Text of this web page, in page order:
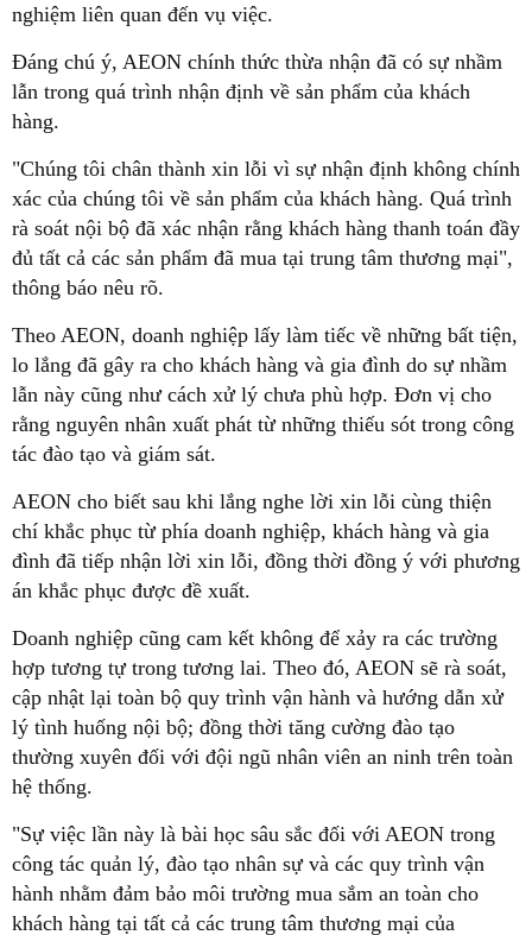
nghiệm liên quan đến vụ việc.
Đáng chú ý, AEON chính thức thừa nhận đã có sự nhầm
lẫn trong quá trình nhận định về sản phẩm của khách
hàng.
"Chúng tôi chân thành xin lỗi vì sự nhận định không chính
xác của chúng tôi về sản phẩm của khách hàng. Quá trình
rà soát nội bộ đã xác nhận rằng khách hàng thanh toán đầy
đủ tất cả các sản phẩm đã mua tại trung tâm thương mại",
thông báo nêu rõ.
Theo AEON, doanh nghiệp lấy làm tiếc về những bất tiện,
lo lắng đã gây ra cho khách hàng và gia đình do sự nhầm
lẫn này cũng như cách xử lý chưa phù hợp. Đơn vị cho
rằng nguyên nhân xuất phát từ những thiếu sót trong công
tác đào tạo và giám sát.
AEON cho biết sau khi lắng nghe lời xin lỗi cùng thiện
chí khắc phục từ phía doanh nghiệp, khách hàng và gia
đình đã tiếp nhận lời xin lỗi, đồng thời đồng ý với phương
án khắc phục được đề xuất.
Doanh nghiệp cũng cam kết không để xảy ra các trường
hợp tương tự trong tương lai. Theo đó, AEON sẽ rà soát,
cập nhật lại toàn bộ quy trình vận hành và hướng dẫn xử
lý tình huống nội bộ; đồng thời tăng cường đào tạo
thường xuyên đối với đội ngũ nhân viên an ninh trên toàn
hệ thống.
"Sự việc lần này là bài học sâu sắc đối với AEON trong
công tác quản lý, đào tạo nhân sự và các quy trình vận
hành nhằm đảm bảo môi trường mua sắm an toàn cho
khách hàng tại tất cả các trung tâm thương mại của